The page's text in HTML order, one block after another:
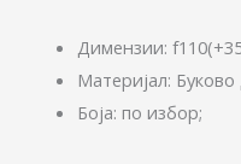
Димензии:
Maтеријал:
Боја: по избор;